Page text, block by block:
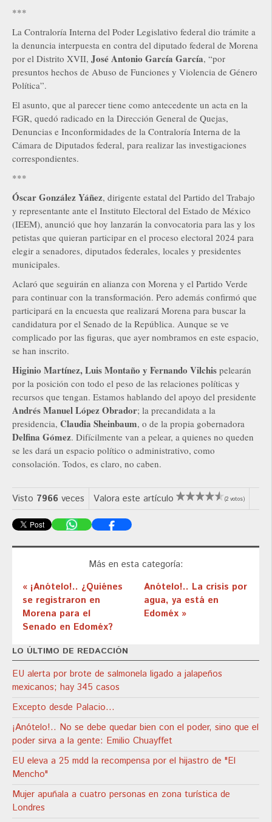
***
La Contraloría Interna del Poder Legislativo federal dio trámite a
la denuncia interpuesta en contra del diputado federal de Morena
por el Distrito XVII, José Antonio García García, “por
presuntos hechos de Abuso de Funciones y Violencia de Género
Política”.
El asunto, que al parecer tiene como antecedente un acta en la
FGR, quedó radicado en la Dirección General de Quejas,
Denuncias e Inconformidades de la Contraloría Interna de la
Cámara de Diputados federal, para realizar las investigaciones
correspondientes.
***
Óscar González Yáñez, dirigente estatal del Partido del Trabajo
y representante ante el Instituto Electoral del Estado de México
(IEEM), anunció que hoy lanzarán la convocatoria para las y los
petistas que quieran participar en el proceso electoral 2024 para
elegir a senadores, diputados federales, locales y presidentes
municipales.
Aclaró que seguirán en alianza con Morena y el Partido Verde
para continuar con la transformación. Pero además confirmó que
participará en la encuesta que realizará Morena para buscar la
candidatura por el Senado de la República. Aunque se ve
complicado por las figuras, que ayer nombramos en este espacio,
se han inscrito.
Higinio Martínez, Luis Montaño y Fernando Vilchis pelearán
por la posición con todo el peso de las relaciones políticas y
recursos que tengan. Estamos hablando del apoyo del presidente
Andrés Manuel López Obrador; la precandidata a la
presidencia, Claudia Sheinbaum, o de la propia gobernadora
Delfina Gómez. Difícilmente van a pelear, a quienes no queden
se les dará un espacio político o administrativo, como
consolación. Todos, es claro, no caben.
Visto 7966 veces Valora este artículo (2 votos)
Más en esta categoría:
« ¡Anótelo!.. ¿Quiénes
se registraron en
Morena para el
Senado en Edoméx?
Anótelo!.. La crisis por
agua, ya está en
Edoméx »
LO ÚLTIMO DE REDACCIÓN
EU alerta por brote de salmonela ligado a jalapeños
mexicanos; hay 345 casos
Excepto desde Palacio…
¡Anótelo!.. No se debe quedar bien con el poder, sino que el
poder sirva a la gente: Emilio Chuayffet
EU eleva a 25 mdd la recompensa por el hijastro de "El
Mencho"
Mujer apuñala a cuatro personas en zona turística de
Londres